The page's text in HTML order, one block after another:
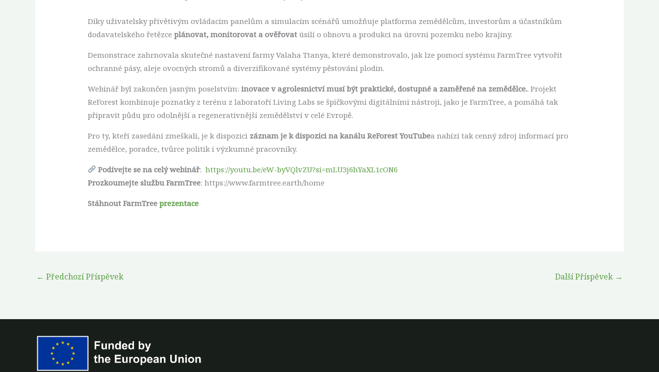
Díky uživatelsky přívětivým ovládacím panelům a simulacím scénářů umožňuje platforma zemědělcům, investorům a účastníkům
dodavatelského řetězce plánovat, monitorovat a ověřovatúsilí o obnovu a produkci na úrovni pozemku nebo krajiny.
Demonstrace zahrnovala skutečné nastavení farmy Valaha Ttanya, které demonstrovalo, jak lze pomocí systému FarmTree vytvořit
ochranné pásy, aleje ovocných stromů a diverzifikované systémy pěstování plodin.
Webinář byl zakončen jasným poselstvím: inovace v agrolesnictví musí být praktické, dostupné a zaměřené na zemědělce.. Projekt
ReForest kombinuje poznatky z terénu z laboratoří Living Labs se špičkovými digitálními nástroji, jako je FarmTree, a pomáhá tak
připravit půdu pro odolnější a regenerativnější zemědělství v celé Evropě.
Pro ty, kteří zasedání zmeškali, je k dispozici záznam je k dispozici na kanálu ReForest YouTubea nabízí tak cenný zdroj informací pro
zemědělce, poradce, tvůrce politik i výzkumné pracovníky.
Podívejte se na celý webinář: https://youtu.be/eW-byVQlvZU?si=mLU3j6hYaXL1cON6
Prozkoumejte službu FarmTree: https://www.farmtree.earth/home
Stáhnout FarmTree prezentace
← Předchozí Příspěvek Další Příspěvek →